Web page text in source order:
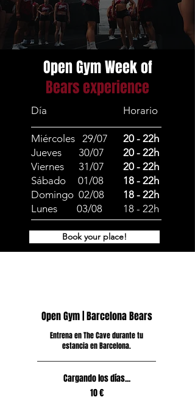
Open Gym Week of
Bears experience
Horario
20 - 22h
20 - 22h
20 - 22h
18 - 22h
18 - 22h
18 - 22h
Día
Miércoles 29/07
Jueves 30/07
Viernes 31/07
Sábado 01/08
Domingo 02/08
Lunes 03/08
Book your place!
Open Gym | Barcelona Bears
Entrena en The Cave durante tu
estancia en Barcelona.
Cargando los días...
10 €